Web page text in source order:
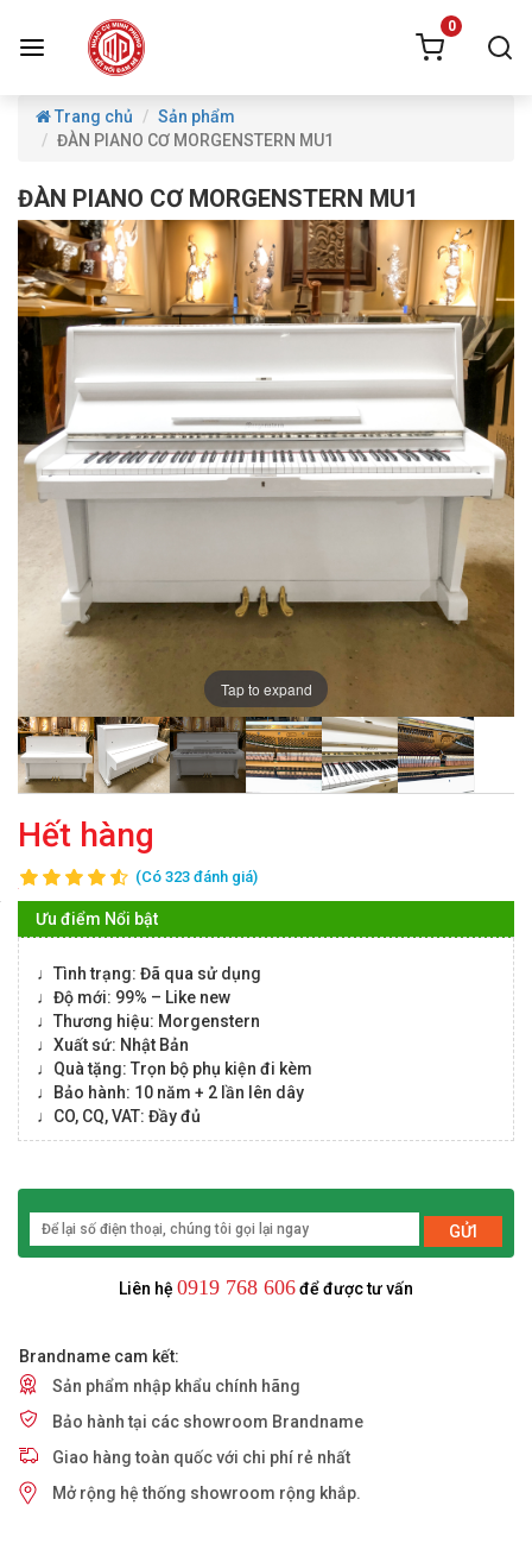
0
Trang chủ
Sản phẩm
ĐÀN PIANO CƠ MORGENSTERN MU1
ĐÀN PIANO CƠ MORGENSTERN MU1
Tap to expand
Hết hàng
(Có 323 đánh giá)
Ưu điểm Nổi bật
♩Tình trạng: Đã qua sử dụng
♩Độ mới: 99% – Like new
♩Thương hiệu: Morgenstern
♩Xuất sứ: Nhật Bản
♩Quà tặng: Trọn bộ phụ kiện đi kèm
♩Bảo hành: 10 năm + 2 lần lên dây
♩CO, CQ, VAT: Đầy đủ
GỬI
Liên hệ 0919 768 606để được tư vấn
Brandname cam kết:
Sản phẩm nhập khẩu chính hãng
Bảo hành tại các showroom Brandname
Giao hàng toàn quốc với chi phí rẻ nhất
Mở rộng hệ thống showroom rộng khắp.